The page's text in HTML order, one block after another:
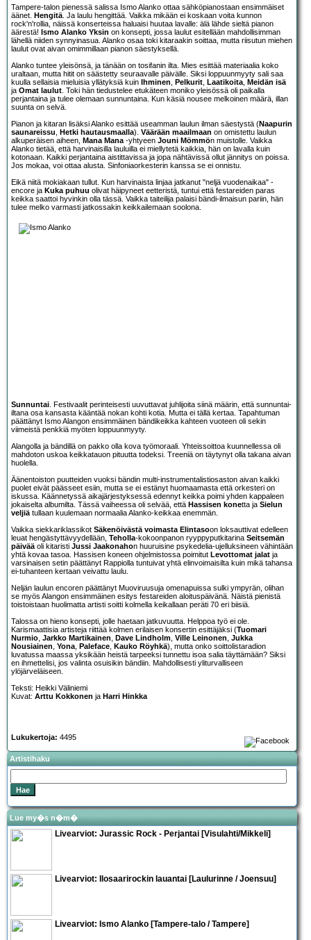
Tampere-talon pienessä salissa Ismo Alanko ottaa sähköpianostaan ensimmäiset
äänet. Hengitä. Ja laulu hengittää. Vaikka mikään ei koskaan voita kunnon
rock'n'rollia, näissä konserteissa haluaisi huutaa lavalle: älä lähde sieltä pianon
äärestä! Ismo Alanko Yksin on konsepti, jossa laulut esitellään mahdollisimman
lähellä niiden synnyinasua. Alanko osaa toki kitaraakin soittaa, mutta riisutun miehen
laulut ovat aivan omimmillaan pianon säestyksellä.
Alanko tuntee yleisönsä, ja tänään on tosifanin ilta. Mies esittää materiaalia koko
uraltaan, mutta hitit on säästetty seuraavalle päivälle. Siksi loppuunmyyty sali saa
kuulla sellaisia mieluisia yllätyksiä kuin
Ihminen, Pelkurit, Laatikoita, Meidän isä
ja Omat laulut. Toki hän tiedustelee etukäteen moniko yleisössä oli paikalla
perjantaina ja tulee olemaan sunnuntaina. Kun käsiä nousee melkoinen määrä, illan
suunta on selvä.
Pianon ja kitaran lisäksi Alanko esittää useamman laulun ilman säestystä (Naapurin
saunareissu, Hetki hautausmaalla). Väärään maailmaan on omistettu laulun
alkuperäisen aiheen, Mana Mana-yhtyeen Jouni Mömmön muistolle. Vaikka
Alanko tietää, että harvinaisilla lauluilla ei miellytetä kaikkia, hän on lavalla kuin
kotonaan. Kaikki perjantaina aistittavissa ja jopa nähtävissä ollut jännitys on poissa.
Jos mokaa, voi ottaa alusta. Sinfoniaorkesterin kanssa se ei onnistu.
Eikä niitä mokiakaan tullut. Kun harvinaista linjaa jatkanut "neljä vuodenaikaa" -
encore ja Kuka puhuu olivat häipyneet eetteristä, tuntui että festareiden paras
keikka saattoi hyvinkin olla tässä. Vaikka taiteilija palaisi bändi-ilmaisun pariin, hän
tulee melko varmasti jatkossakin keikkailemaan soolona.
Sunnuntai. Festivaalit perinteisesti uuvuttavat juhlijoita siinä määrin, että sunnuntai-
iltana osa kansasta kääntää nokan kohti kotia. Mutta ei tällä kertaa. Tapahtuman
päättänyt Ismo Alangon ensimmäinen bändikeikka kahteen vuoteen oli sekin
viimeistä penkkiä myöten loppuunmyyty.
Alangolla ja bändillä on pakko olla kova työmoraali. Yhteissoittoa kuunnellessa oli
mahdoton uskoa keikkatauon pituutta todeksi. Treeniä on täytynyt olla takana aivan
huolella.
Äänentoiston puutteiden vuoksi bändin multi-instrumentalistiosaston aivan kaikki
puolet eivät päässeet esiin, mutta se ei estänyt huomaamasta että orkesteri on
iskussa. Käännetyssä aikajärjestyksessä edennyt keikka poimi yhden kappaleen
jokaiselta albumilta. Tässä vaiheessa oli selvää, että Hassisen konetta ja Sielun
veljiätullaan kuulemaan normaalia Alanko-keikkaa enemmän.
Vaikka siekkariklassikot Säkenöivästä voimasta Elintasoon loksauttivat edelleen
leuat hengästyttävyydellään, Teholla-kokoonpanon ryyppyputkitarina Seitsemän
päivääoli kitaristi Jussi Jaakonahon huuruisine psykedelia-ujelluksineen vähintään
yhtä kovaa tasoa. Hassisen koneen ohjelmistossa poimitut Levottomat jalat ja
varsinaisen setin päättänyt Rappiolla tuntuivat yhtä elinvoimaisilta kuin mikä tahansa
ei-tuhanteen kertaan veivattu laulu.
Neljän laulun encoren päättänyt Muoviruusuja omenapuissa sulki ympyrän, olihan
se myös Alangon ensimmäinen esitys festareiden aloituspäivänä. Näistä pienistä
toistoistaan huolimatta artisti soitti kolmella keikallaan peräti 70 eri biisiä.
Talossa on hieno konsepti, jolle haetaan jatkuvuutta. Helppoa työ ei ole.
Karismaattisia artisteja riittää kolmen erilaisen konsertin esittäjäksi (Tuomari
Nurmio, Jarkko Martikainen, Dave Lindholm, Ville Leinonen, Jukka
Nousiainen, Yona, Paleface, Kauko Röyhkä), mutta onko soittolistaradion
luvatussa maassa yksikään heistä tarpeeksi tunnettu isoa salia täyttämään? Siksi
en ihmettelisi, jos valinta osuisikin bändiin. Mahdollisesti yliturvalliseen
ylöjärveläiseen.
Teksti: Heikki Väliniemi
Kuvat: Arttu Kokkonen ja Harri Hinkka
Lukukertoja: 4495
Artistihaku
Lue my�s n�m�
Livearviot: Jurassic Rock - Perjantai [Visulahti/Mikkeli]
Livearviot: Ilosaarirockin lauantai [Laulurinne / Joensuu]
Livearviot: Ismo Alanko [Tampere-talo / Tampere]